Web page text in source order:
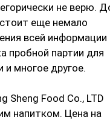
не верю.
еще немало
всей информации
пробной партии для
и многое другое.
Sheng Food Co., LTD
напитком. Цена на